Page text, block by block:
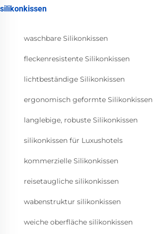
silikonkissen
waschbare Silikonkissen
fleckenresistente Silikonkissen
lichtbeständige Silikonkissen
ergonomisch geformte Silikonkissen
langlebige, robuste Silikonkissen
silikonkissen für Luxushotels
kommerzielle Silikonkissen
reisetaugliche silikonkissen
wabenstruktur silikonkissen
weiche oberfläche silikonkissen